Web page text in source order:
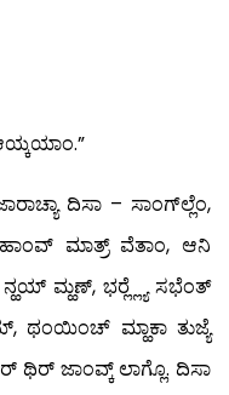
ದಿಸಾ – ಸಾಂಗ್‍ಲ್ಲೆಂ,
ಮಾತ್ರ್ ವೆತಾಂ, ಆನಿ
ಮ್ಹಣ್, ಭರ್‍ಲ್ಲ್ಯೆ ಸಭೆಂತ್
ಥಂಯಿಂಚ್ ಮ್ಹಾಕಾ ತುಜ್ಯೆ
ಥಿರ್ ಜಾಂವ್ಕ್ ಲಾಗ್ಲೊ. ದಿಸಾ